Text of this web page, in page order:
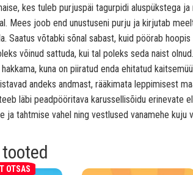
kes tuleb purjuspäi tagurpidi aluspükstega
Mees joob end unustuseni purju ja kirjutab
Saatus võtabki sõnal sabast, kuid pöörab
võinud sattuda, kui tal poleks seda naist
kuna on piiratud enda ehitatud
andeks andmast, rääkimata leppimisest
läbi peadpööritava karussellisõidu erinevate
ja tahtmise vahel ning vestlused vanamehe
OTSAS